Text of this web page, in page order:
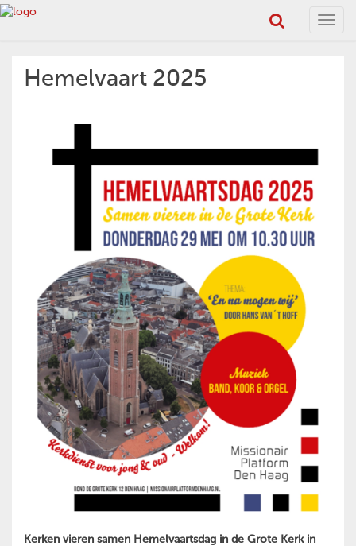
Hemelvaart 2025
Kerken vieren samen Hemelvaartsdag in de Grote Kerk in